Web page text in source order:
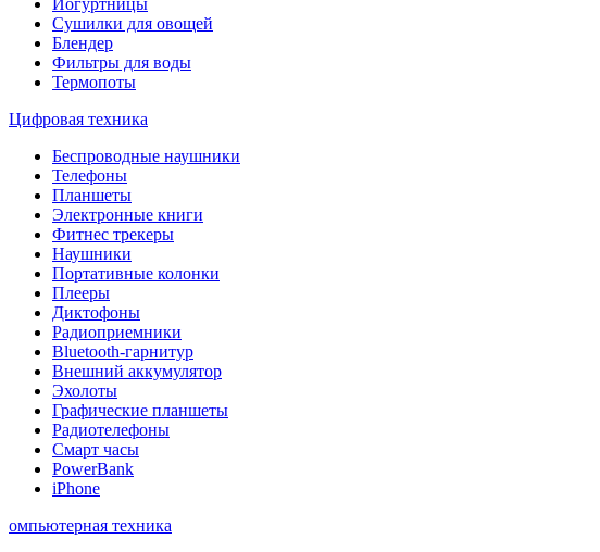
Йогуртницы
Сушилки для овощей
Блендер
Фильтры для воды
Термопоты
Цифровая техника
Беспроводные наушники
Телефоны
Планшеты
Электронные книги
Фитнес трекеры
Наушники
Портативные колонки
Плееры
Диктофоны
Радиоприемники
Bluetooth-гарнитур
Внешний аккумулятор
Эхолоты
Графические планшеты
Радиотелефоны
Смарт часы
PowerBank
iPhone
омпьютерная техника